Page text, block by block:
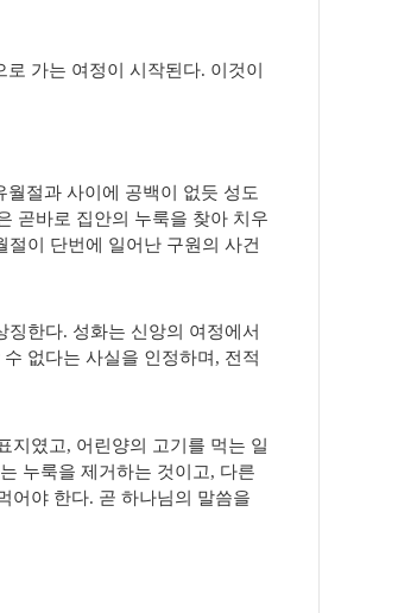
로 가는 여정이 시작된다. 이것이
월절과 사이에 공백이 없듯 성도
곧바로 집안의 누룩을 찾아 치우
절이 단번에 일어난 구원의 사건
징한다. 성화는 신앙의 여정에서
없다는 사실을 인정하며 , 전적
지였고, 어린양의 고기를 먹는 일
누룩을 제거하는 것이고, 다른
어야 한다. 곧 하나님의 말씀을